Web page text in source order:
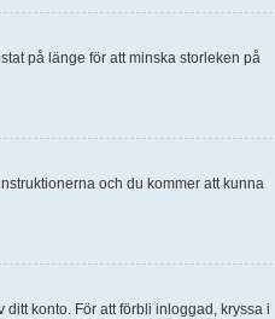
på länge för att minska storleken på
och du kommer att kunna
konto. För att förbli inloggad, kryssa i